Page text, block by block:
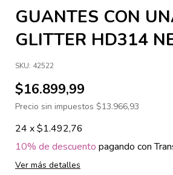
GUANTES CON
GLITTER HD314
SKU: 42522
$16.899,99
Precio sin impuestos $13.966,93
24 x$1.492,76
10% de descuento pagando con
Ver más detalles